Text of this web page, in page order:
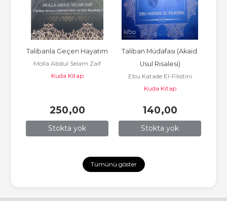
Stokta yok
Talibanla Geçen Hayatım
Molla Abdul Selam Zaif
Kuda Kitap
250,00
Stokta yok
Taliban Müdafası (Akaid
Usul Risalesi)
Ebu Katade El-Filistini
Kuda Kitap
140,00
Tümünü göster